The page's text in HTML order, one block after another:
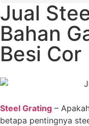
Jual
Bahan
Besi Cor
Steel Grating –
betapa pentingnya